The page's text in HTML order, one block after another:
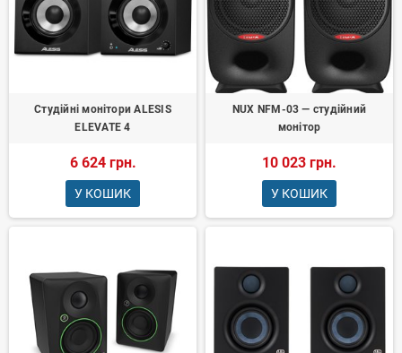
Студійні монітори ALESIS
ELEVATE 4
6 624 грн.
У КОШИК
NUX NFM-03 — студійний
монітор
10 023 грн.
У КОШИК